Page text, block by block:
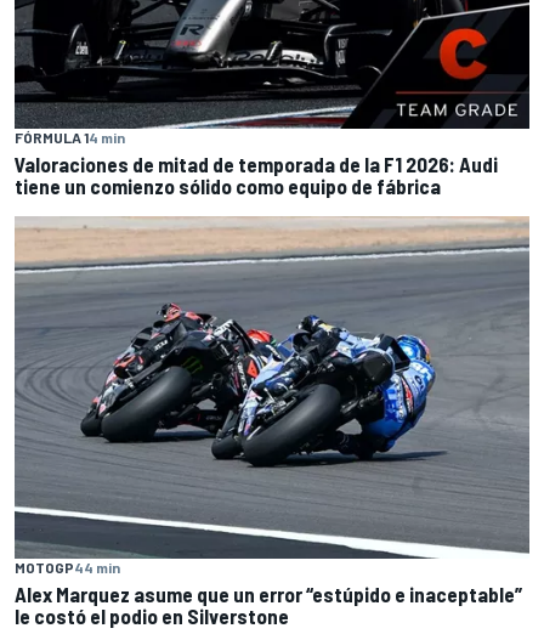
FÓRMULA 14 min
Valoraciones de mitad de temporada de la F1 2026: Audi
tiene un comienzo sólido como equipo de fábrica
MOTOGP44 min
Alex Marquez asume que un error “estúpido e inaceptable”
le costó el podio en Silverstone